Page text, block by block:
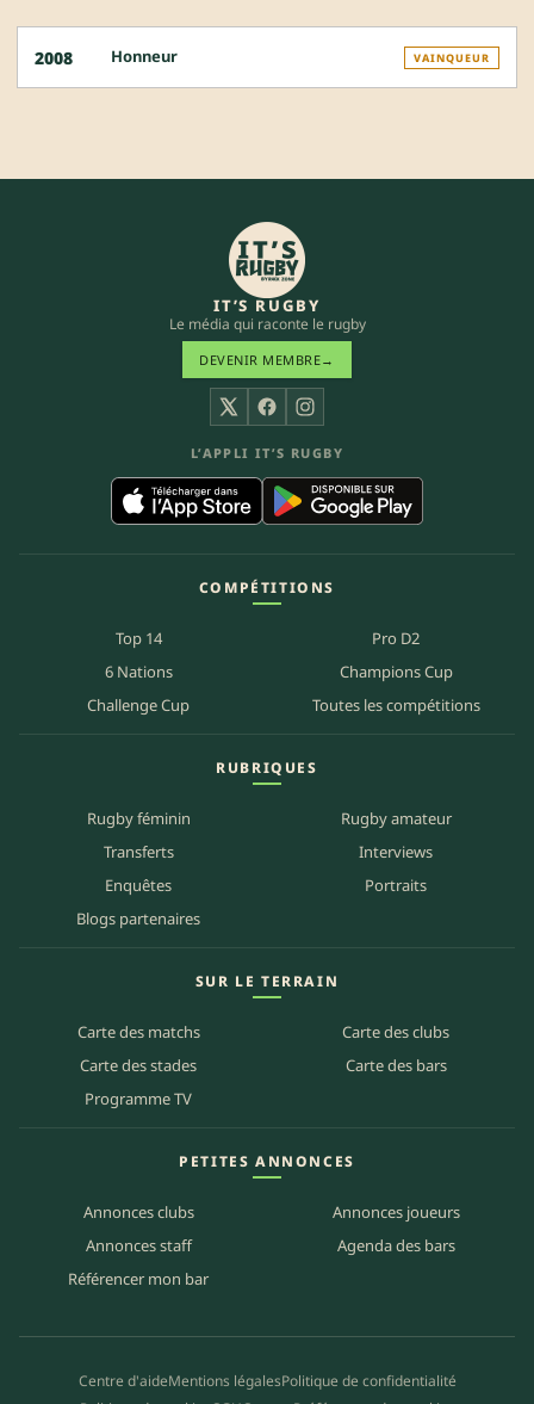
2008 Honneur VAINQUEUR
IT’S RUGBY
Le média qui raconte le rugby
DEVENIR MEMBRE→
X FacebookInstagram
L’APPLI IT’S RUGBY
COMPÉTITIONS
Top 14
Pro D2
6 Nations
Champions Cup
Challenge Cup
Toutes les compétitions
RUBRIQUES
Rugby féminin
Rugby amateur
Transferts
Interviews
Enquêtes
Portraits
Blogs partenaires
SUR LE TERRAIN
Carte des matchs
Carte des clubs
Carte des stades
Carte des bars
Programme TV
PETITES ANNONCES
Annonces clubs
Annonces joueurs
Annonces staff
Agenda des bars
Référencer mon bar
Centre d'aideMentions légalesPolitique de confidentialité